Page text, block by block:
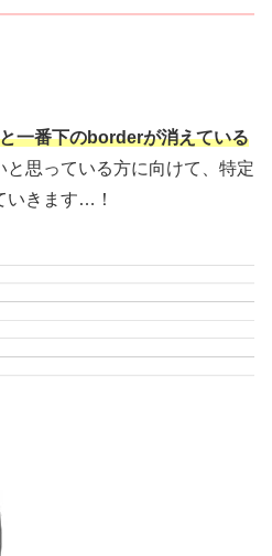
一番下のborderが消えている
と思っている方に向けて、特定
いきます…！